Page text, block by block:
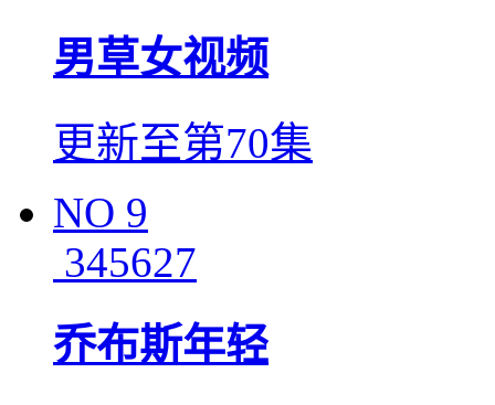
男草女视频
更新至第70集
NO 9
345627
乔布斯年轻